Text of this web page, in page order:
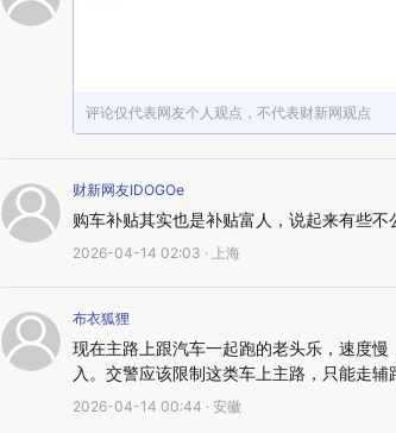
评论仅代表网友个人观点，不代表财新网观点
财新网友IDOGOe
购车补贴其实也是补贴富人，说起来有些
2026-04-14 02:03 · 上海
布衣狐狸
现在主路上跟汽车一起跑的老头乐，速度
入。交警应该限制这类车上主路，只能走辅
2026-04-14 00:44 · 安徽